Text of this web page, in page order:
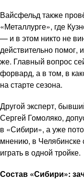
Вайсфельд также
«Металлурге», где
— и в этом никто не
действительно помог,
же. Главный вопрос
форвард, а в том, в
на старте сезона.
Другой эксперт,
Сергей Гомоляко,
в «Сибири», а уже
мнению, в Челябинске
играть в одной тройке.
Состав «Сибири»: